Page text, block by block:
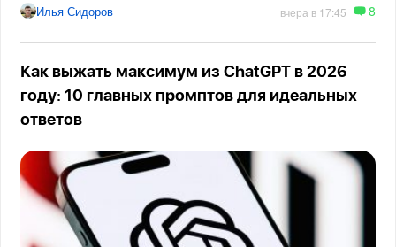
Илья Сидоров вчера в 17:45 8
Как выжать максимум из ChatGPT в 2026
году: 10 главных промптов для идеальных
ответов